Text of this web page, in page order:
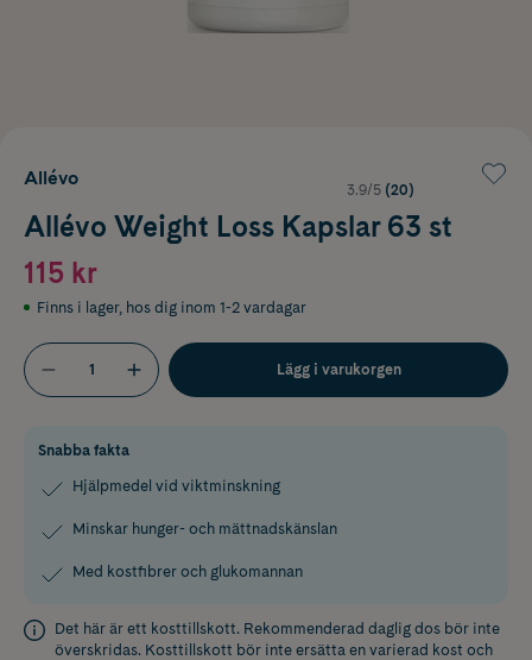
Allévo
3.9/5 (20)
Allévo Weight Loss Kapslar 63 st
115 kr
Finns i lager, hos dig inom 1-2 vardagar
Lägg i varukorgen
Snabba fakta
Hjälpmedel vid viktminskning
Minskar hunger- och mättnadskänslan
Med kostfibrer och glukomannan
Det här är ett kosttillskott. Rekommenderad daglig dos bör inte
överskridas. Kosttillskott bör inte ersätta en varierad kost och